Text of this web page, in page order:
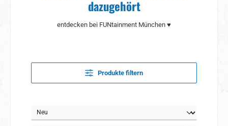
dazugehört
entdecken bei FUNtainment München ♥
Produkte filtern